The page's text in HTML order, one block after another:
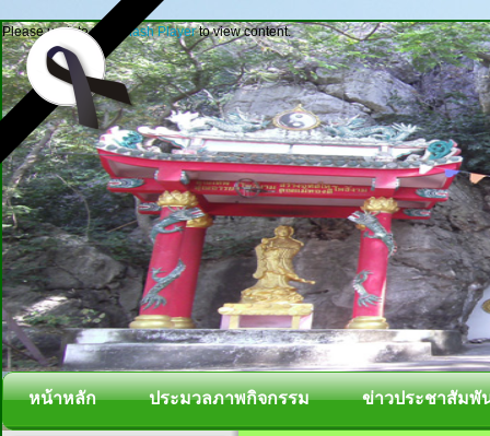
Please update your Flash Playerto view content.
หน้าหลัก ประมวลภาพกิจกรรม ข่าวประชาสัมพั